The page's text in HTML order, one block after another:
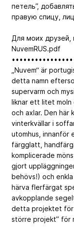
петель”,
правую спицу,
Для моих друзей,
NuvemRUS.pdf
„Nuvem“ är
detta namn
supervarm och
liknar ett litet moln
och axlar. Den här
vinterkvällar i
utomhus, innanför
färgglatt,
komplicerade
gjort
behövs!) och
härva flerfärgat
avkopplande
detta projektet för
större projekt” för